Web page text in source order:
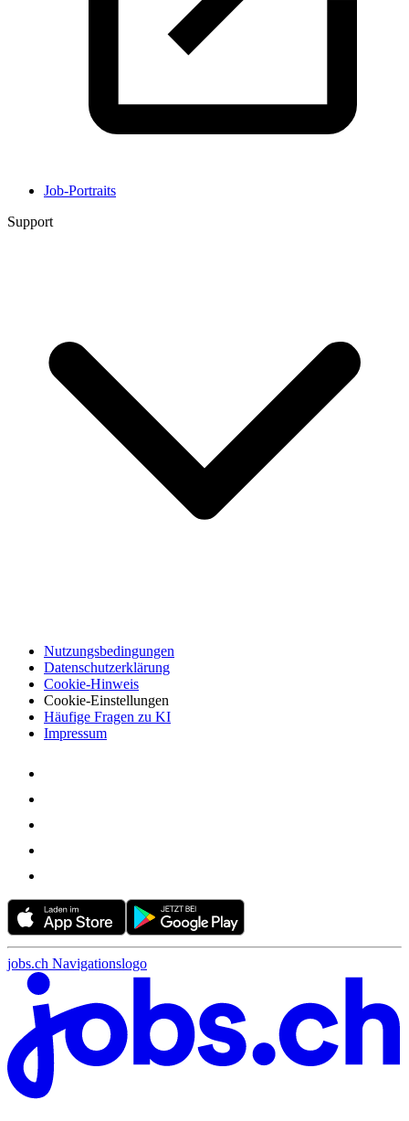
Job-Portraits
Support
Nutzungsbedingungen
Datenschutzerklärung
Cookie-Hinweis
Cookie-Einstellungen
Häufige Fragen zu KI
Impressum
jobs.ch Navigationslogo